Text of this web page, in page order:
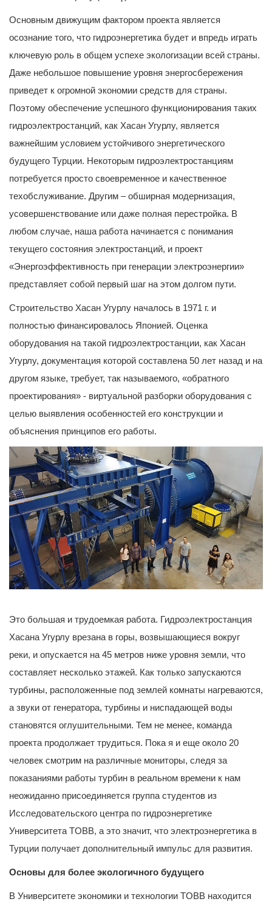
Основным движущим фактором проекта является
осознание того, что гидроэнергетика будет и впредь играть
ключевую роль в общем успехе экологизации всей страны.
Даже небольшое повышение уровня энергосбережения
приведет к огромной экономии средств для страны.
Поэтому обеспечение успешного функционирования таких
гидроэлектростанций, как Хасан Угурлу, является
важнейшим условием устойчивого энергетического
будущего Турции. Некоторым гидроэлектростанциям
потребуется просто своевременное и качественное
техобслуживание. Другим – обширная модернизация,
усовершенствование или даже полная перестройка. В
любом случае, наша работа начинается с понимания
текущего состояния электростанций, и проект
«Энергоэффективность при генерации электроэнергии»
представляет собой первый шаг на этом долгом пути.
Строительство Хасан Угурлу началось в 1971 г. и
полностью финансировалось Японией. Оценка
оборудования на такой гидроэлектростанции, как Хасан
Угурлу, документация которой составлена 50 лет назад и на
другом языке, требует, так называемого, «обратного
проектирования» - виртуальной разборки оборудования с
целью выявления особенностей его конструкции и
объяснения принципов его работы.
Это большая и трудоемкая работа. Гидроэлектростанция
Хасана Угурлу врезана в горы, возвышающиеся вокруг
реки, и опускается на 45 метров ниже уровня земли, что
составляет несколько этажей. Как только запускаются
турбины, расположенные под землей комнаты нагреваются,
а звуки от генератора, турбины и ниспадающей воды
становятся оглушительными. Тем не менее, команда
проекта продолжает трудиться. Пока я и еще около 20
человек смотрим на различные мониторы, следя за
показаниями работы турбин в реальном времени к нам
неожиданно присоединяется группа студентов из
Исследовательского центра по гидроэнергетике
Университета TOBB, а это значит, что электроэнергетика в
Турции получает дополнительный импульс для развития.
Основы для более экологичного будущего
В Университете экономики и технологии TOBB находится